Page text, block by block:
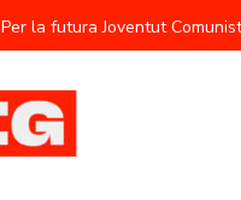
Per la futura Joventut
Prostitució com a
L’Ajuntament contra el futbol